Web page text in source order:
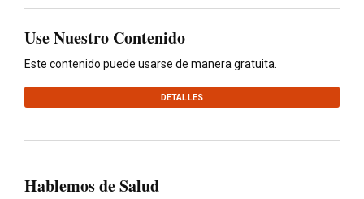
Use Nuestro Contenido
Este contenido puede usarse de manera gratuita.
DETALLES
Hablemos de Salud